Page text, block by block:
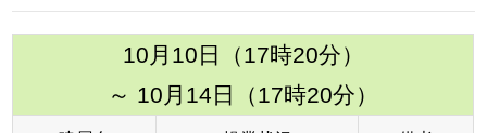
10月10日（17時20分）
～ 10月14日（17時20分）